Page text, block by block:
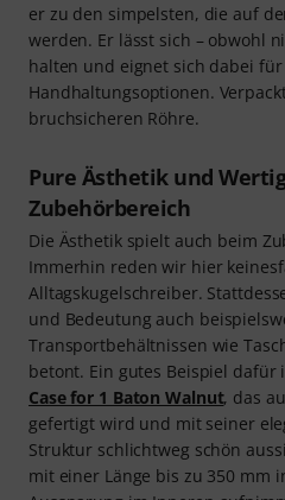
er zu den simpelsten, die auf
werden. Er lässt sich – obwohl
halten und eignet sich dabei
Handhaltungsoptionen.
bruchsicheren Röhre.
Pure Ästhetik und
Zubehörbereich
Die Ästhetik spielt auch beim
Immerhin reden wir hier
Alltagskugelschreiber.
und Bedeutung auch
Transportbehältnissen wie
betont. Ein gutes Beispiel dafür
Case for 1 Baton Walnut, das
gefertigt wird und mit seiner
Struktur schlichtweg schön
mit einer Länge bis zu 350 mm